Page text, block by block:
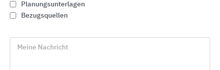
Planungsunterlagen
Bezugsquellen
Meine Nachricht